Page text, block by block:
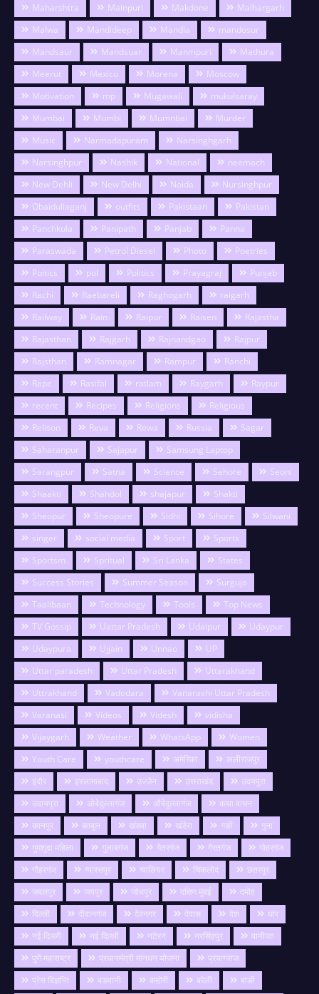
Maharshtra
Mainpuri Makdone
Malhargarh
Malwa
Mandideep Mandla
mandosur
Mandsaur
Mandsuar Manmpuri
Mathura
Meerut
Mexico Morena
Moscow
Motivation
mp Mugawali
mukulsaray
Mumbai
Mumbi Mumnbai
Murder
Music
Narmadapuram
Narsinghgarh
Narsinghpur
Nashik National
neemach
New Dehli
New Delhi Noida
Nursinghpur
Obaidullaganj
outfits Pakistaan
Pakistan
Panchkula
Panipath Panjab
Panna
Paraswada
Petrol Diesel Photo
Poetries
Poitics
pol Politics Prayagraj
Punjab
Rachi
Raebareli Raghogarh
raigarh
Railway
Rain Raipur Raisen
Rajastha
Rajasthan
Rajgarh Rajnandgao
Rajpur
Rajsthan
Ramnagar Rampur
Ranchi
Rape
Rasifal ratlam Raygarh
Raypur
recent
Recipes Religions
Religious
Relison
Reva Rewa Russia
Sagar
Saharanpur
Sajapur
Samsung Laptop
Sarangpur
Satna Science Sehore
Seoni
Shaakti
Shahdol shajapur
Shakti
Sheopur
Sheopure Sidhi Sihore
Silwani
singer
social media Sport
Sports
Sportsm
Spritual Sri Lanka
States
Success Stories
Summer Season
Surguja
Taalibaan
Technology Tools
Top News
TV Gossip
Uattar Pradesh Udaipur
Udaypur
Udaypura
Ujjain Unnao
UP
Uttar paradesh
Uttar Pradesh
Uttarakhand
Uttrakhand
Vadodara
Vanarashi Uttar Pradesh
Varanasi
Videos Videsh
vidisha
Vijaygarh
Weather WhatsApp
Women
Youth Care
youthcare अमेरिका
अलीराजपुर
इंदौर
इस्लामाबाद उज्जैन उत्तराखंड
उदयपुरा
उदायपुरा
ओबेदुल्लागंज औबेदुल्लागंज
कथा वाचन
कानपुर
काबुल खंडवा खंडेरा गङी
गुना
गुमशुदा महिला
गुलाबगंज गैतरगंज गैरतगंज
गोहरगंज
गौहरगंज
ग्यारसपुर ग्वालियर चिकलोद
छतरपुर
जबलपुर
जयपुर जोधपुर दक्षिण मुंबई
दमोह
दिल्ली
दीवानगंज देवनगर देवास देश
धार
नई दिल्ली
नई दिल्ली नटेरन नरसिंहपुर
पानीपत
पुणे महाराष्ट्र
प्रधानमंत्री मानधन योजना
प्रयागराज
प्रेस विज्ञप्ति
बङवानी बम्होरी बरेली बाङी